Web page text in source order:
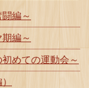
編～
編～
めての運動会～